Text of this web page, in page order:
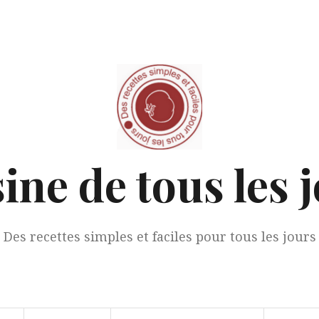
de tous les
Des recettes simples et faciles pour tous les jours